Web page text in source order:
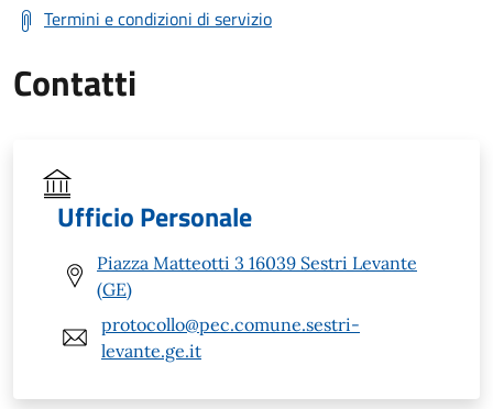
Termini e condizioni di servizio
Contatti
Ufficio Personale
Piazza Matteotti 3 16039 Sestri Levante
(GE)
protocollo@pec.comune.sestri-
levante.ge.it